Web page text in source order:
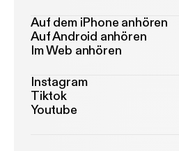
Auf dem iPhone anhören
Auf Android anhören
Im Web anhören
Instagram
Tiktok
Youtube